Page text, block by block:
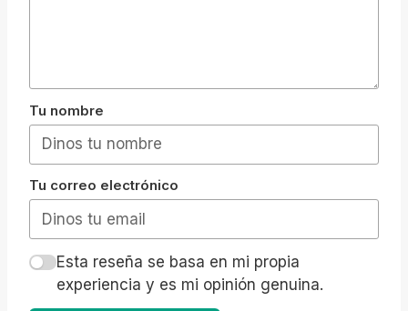
Tu nombre
Tu correo electrónico
Esta reseña se basa en mi propia
experiencia y es mi opinión genuina.